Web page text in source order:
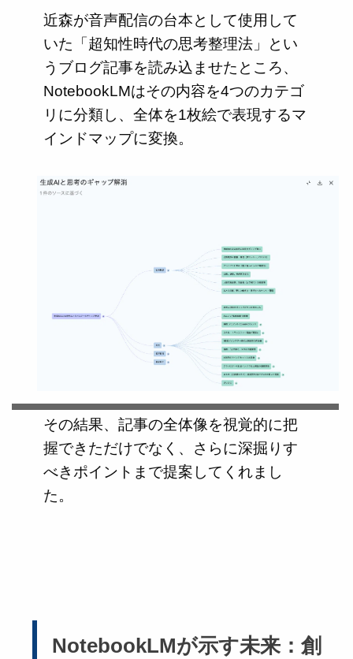
近森が音声配信の台本として使用して
いた「超知性時代の思考整理法」とい
うブログ記事を読み込ませたところ、
NotebookLMはその内容を4つのカテゴ
リに分類し、全体を1枚絵で表現するマ
インドマップに変換。
その結果、記事の全体像を視覚的に把
握できただけでなく、さらに深掘りす
べきポイントまで提案してくれまし
た。
NotebookLMが示す未来：創